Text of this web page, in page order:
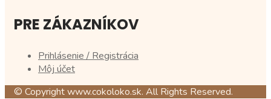
PRE ZÁKAZNÍKOV
Prihlásenie / Registrácia
Môj účet
© Copyright www.cokoloko.sk. All Rights Reserved.